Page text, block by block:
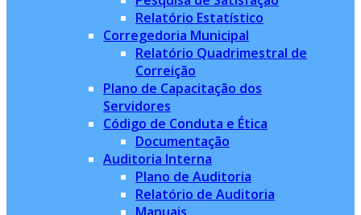
Relatório Estatístico
Corregedoria Municipal
Relatório Quadrimestral de
Correição
Plano de Capacitação dos
Servidores
Código de Conduta e Ética
Documentação
Auditoria Interna
Plano de Auditoria
Relatório de Auditoria